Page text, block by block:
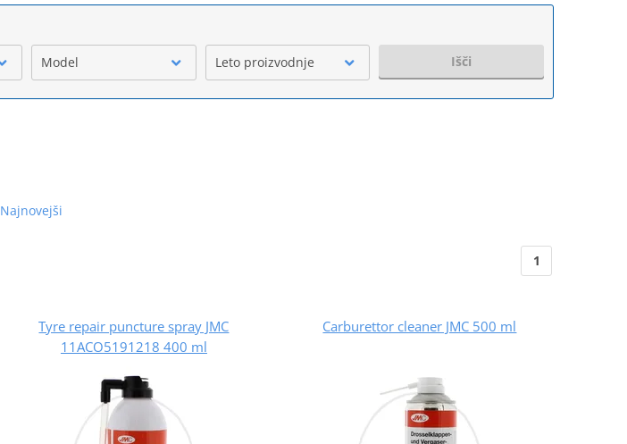
Model Leto proizvodnje Išči
Najnovejši
1
Tyre repair puncture spray JMC
11ACO5191218 400 ml
Carburettor cleaner JMC 500 ml